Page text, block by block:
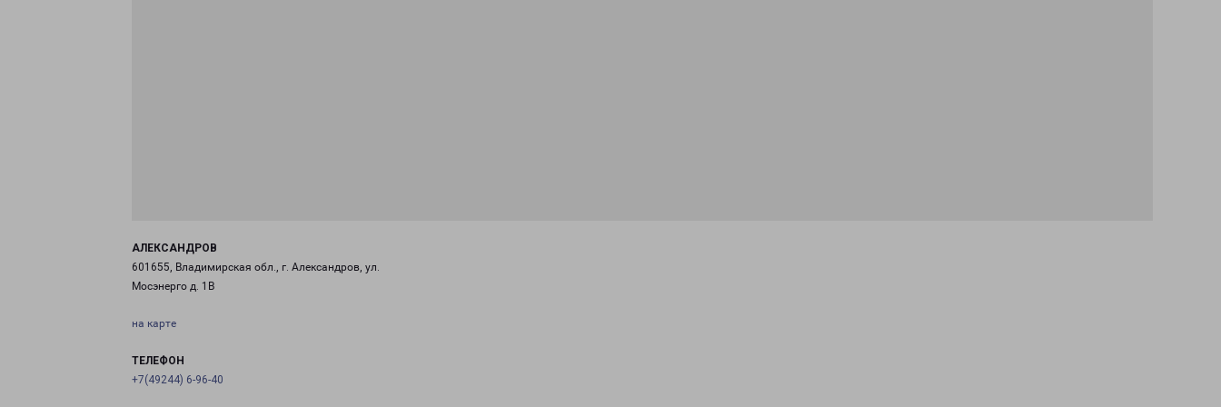
АЛЕКСАНДРОВ
601655, Владимирская обл., г. Александров, ул.
Мосэнерго д. 1В
на карте
ТЕЛЕФОН
+7(49244) 6-96-40